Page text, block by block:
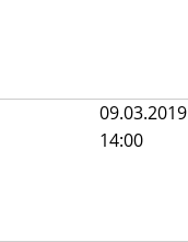
09.03.2019
14:00